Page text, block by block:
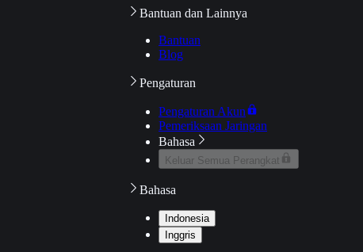
Bantuan dan Lainnya
Bantuan
Blog
Pengaturan
Pengaturan Akun
Pemeriksaan Jaringan
Bahasa
Keluar Semua Perangkat
Bahasa
Indonesia
Inggris